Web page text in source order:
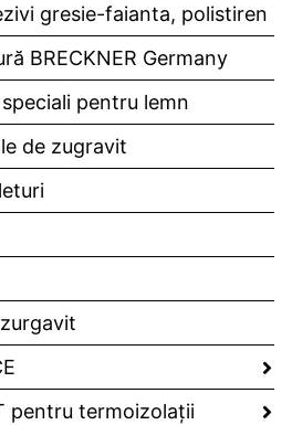
gresie-faianta, polistiren
BRECKNER Germany
pentru lemn
de zugravit
pentru termoizolaţii